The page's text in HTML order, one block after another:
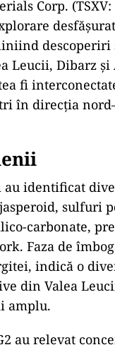
Corp. (TSXV:
descoperiri
Dibarz și
în direcția